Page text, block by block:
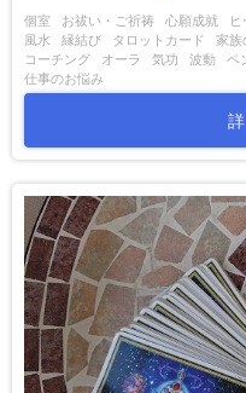
個室 お祓い・ご祈祷 心願成就
風水
縁結び タロットカード 家族
コーチング
オーラ 気功 波動 ペ
仕事のお悩み